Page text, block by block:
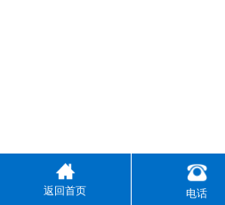
返回首页 电话